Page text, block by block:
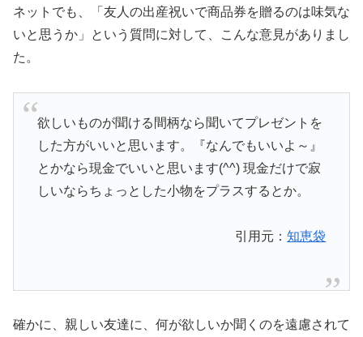
ネットでも、「友人の出産祝いで商品券を贈るのは味気な
いと思うか」という質問に対して、こんな意見がありまし
た。
欲しいものが聞ける間柄なら聞いてプレゼントを
した方がいいと思います。『なんでもいいよ～』
とかなら現金でいいと思います(^^) 現金だけで寂
しいならちょっとした小物をプラスするとか。
引用元：知恵袋
確かに、親しい友達に、何が欲しいか聞くのを遠慮されて